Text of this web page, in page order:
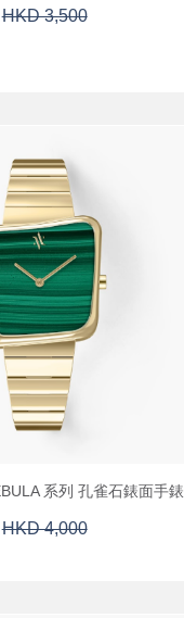
HKD 3,500
系列 孔雀石錶面手錶
HKD 4,000